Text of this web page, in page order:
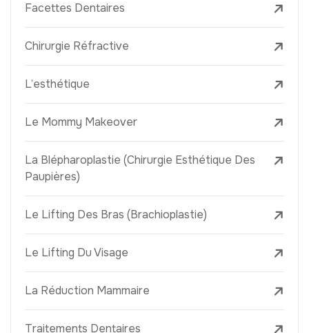
Facettes Dentaires
Chirurgie Réfractive
L’esthétique
Le Mommy Makeover
La Blépharoplastie (Chirurgie Esthétique Des
Paupières)
Le Lifting Des Bras (Brachioplastie)
Le Lifting Du Visage
La Réduction Mammaire
Traitements Dentaires